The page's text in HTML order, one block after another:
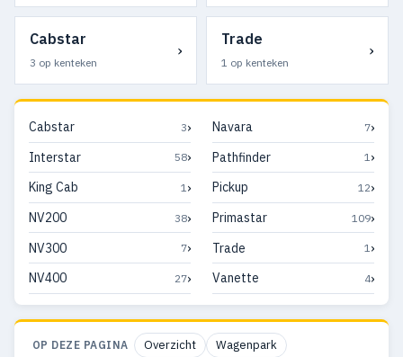
Cabstar
3 op kenteken
›
Trade
1 op kenteken
›
Cabstar 3›
Interstar 58›
King Cab 1 ›
NV200 38›
NV300 7›
NV400 27›
Navara 7›
Pathfinder 1›
Pickup 12›
Primastar 109›
Trade 1›
Vanette 4›
OP DEZE PAGINA Overzicht
Wagenpark